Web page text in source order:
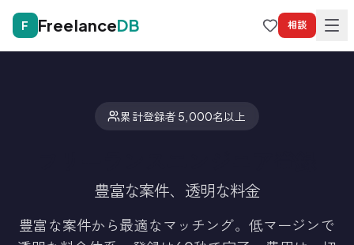
F FreelanceDB 相談
累計登録者 5,000名以上
豊富な案件、透明な料金
豊富な案件から最適なマッチング。低マージンで